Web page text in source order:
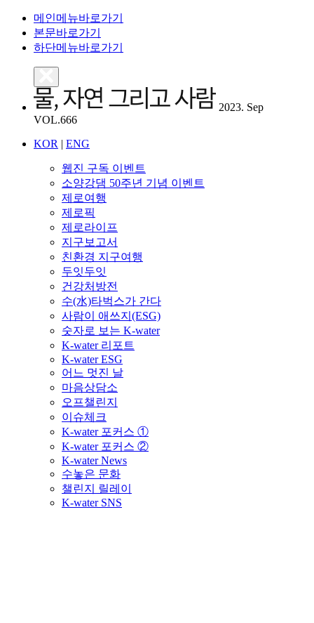
메인메뉴바로가기
본문바로가기
하단메뉴바로가기
2023. Sep
VOL.666
KOR | ENG
웹진 구독 이벤트
소양강댐 50주년 기념 이벤트
제로여행
제로픽
제로라이프
지구보고서
친환경 지구여행
두잇두잇
건강처방전
수(水)타벅스가 간다
사람이 애쓰지(ESG)
숫자로 보는 K-water
K-water 리포트
K-water ESG
어느 멋진 날
마음상담소
오프챌린지
이슈체크
K-water 포커스 ①
K-water 포커스 ②
K-water News
수놓은 문화
챌린지 릴레이
K-water SNS